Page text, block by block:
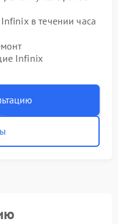
в течении часа
Infinix